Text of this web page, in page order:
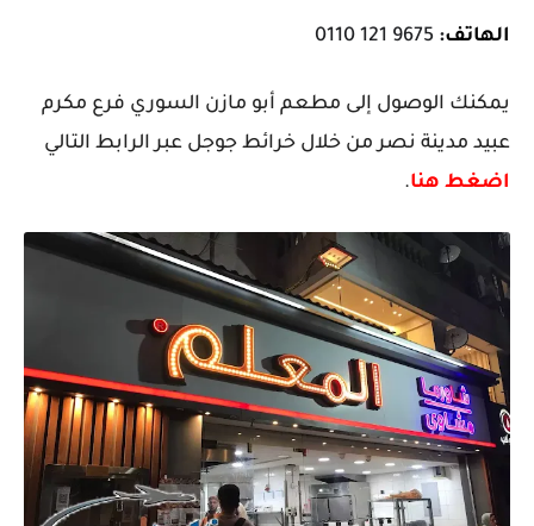
الهاتف:
0110 121 9675
يمكنك الوصول إلى مطعم أبو مازن السوري فرع مكرم
عبيد مدينة نصر من خلال خرائط جوجل عبر الرابط التالي
اضغط هنا.